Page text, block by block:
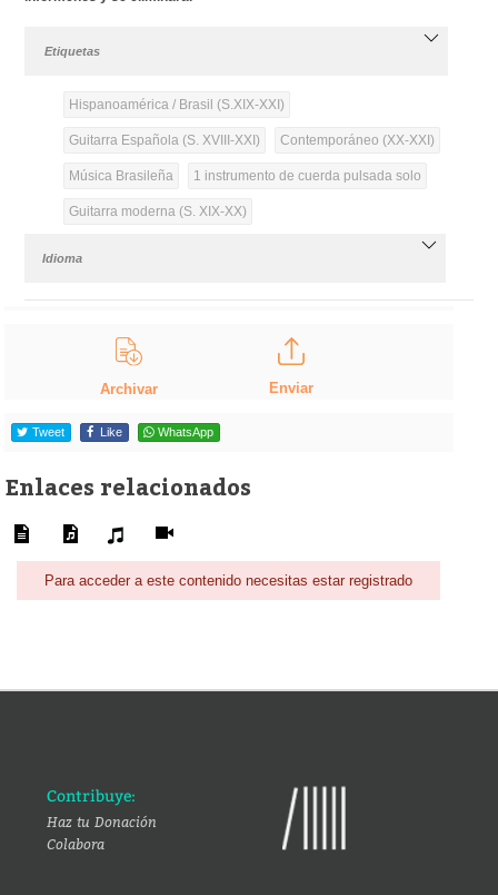
Etiquetas
Hispanoamérica / Brasil (S.XIX-XXI)
Guitarra Española (S. XVIII-XXI) Contemporáneo (XX-XXI)
Música Brasileña 1 instrumento de cuerda pulsada solo
Guitarra moderna (S. XIX-XX)
Idioma
Archivar Enviar
Tweet Like WhatsApp
Enlaces relacionados
Para acceder a este contenido necesitas estar registrado
Contribuye:
Haz tu Donación
Colabora